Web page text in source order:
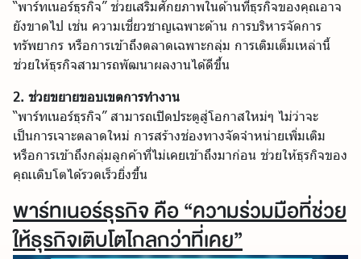
“พาร์ทเนอร์ธุรกิจ” ช่วยเสริมศักยภาพในด้านที่ธุรกิจของคุณอาจ
ยังขาดไป เช่น ความเชี่ยวชาญเฉพาะด้าน การบริหารจัดการ
ทรัพยากร หรือการเข้าถึงตลาดเฉพาะกลุ่ม การเติมเต็มเหล่านี้
ช่วยให้ธุรกิจสามารถพัฒนาผลงานได้ดีขึ้น
2. ช่วยขยายขอบเขตการทำงาน
“พาร์ทเนอร์ธุรกิจ” สามารถเปิดประตูสู่โอกาสใหม่ๆ ไม่ว่าจะ
เป็นการเจาะตลาดใหม่ การสร้างช่องทางจัดจำหน่ายเพิ่มเติม
หรือการเข้าถึงกลุ่มลูกค้าที่ไม่เคยเข้าถึงมาก่อน ช่วยให้ธุรกิจของ
คุณเติบโตได้รวดเร็วยิ่งขึ้น
พาร์ทเนอร์ธุรกิจ คือ “ความร่วมมือที่ช่วย
ให้ธุรกิจเติบโตไกลกว่าที่เคย”